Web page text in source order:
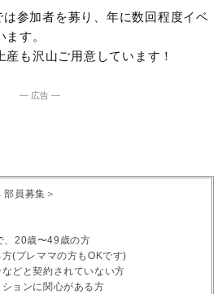
参加者を募り、年に数回程度イベ
す。
も沢山ご用意しています！
― 広告 ―
員募集＞
、20歳〜49歳の方
(プレママの方もOKです)
どと契約されていない方
ョンに関心がある方